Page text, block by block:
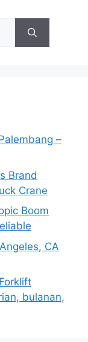
–
Brand
Crane
Boom
CA
bulanan,